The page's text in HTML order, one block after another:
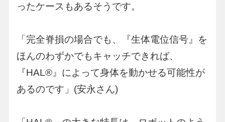
ったケースもあるそうです。
「完全脊損の場合でも、『生体電位信号』を
ほんのわずかでもキャッチできれば、
『HAL®︎』によって身体を動かせる可能性が
あるのです」(安永さん)